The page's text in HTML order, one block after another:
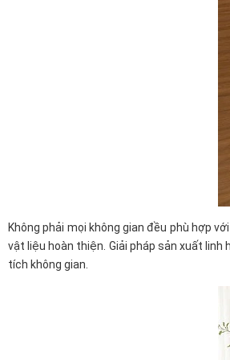
Không phải mọi không gian đều phù hợp
vật liệu hoàn thiện. Giải pháp sản xuất
tích không gian.